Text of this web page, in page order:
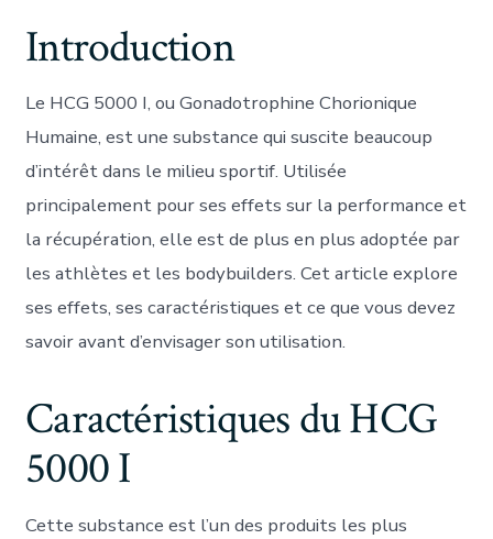
Introduction
Le HCG 5000 I, ou Gonadotrophine Chorionique
Humaine, est une substance qui suscite beaucoup
d’intérêt dans le milieu sportif. Utilisée
principalement pour ses effets sur la performance et
la récupération, elle est de plus en plus adoptée par
les athlètes et les bodybuilders. Cet article explore
ses effets, ses caractéristiques et ce que vous devez
savoir avant d’envisager son utilisation.
Caractéristiques du HCG
5000 I
Cette substance est l’un des produits les plus